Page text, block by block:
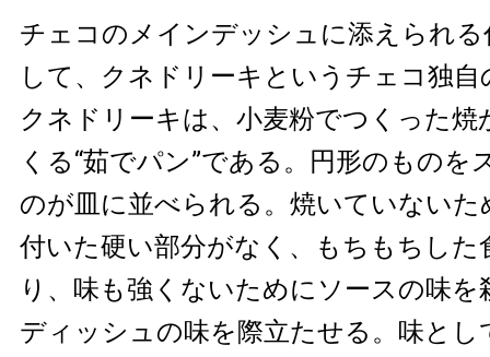
チェコのメインデッシュに添えられ
して、クネドリーキというチェコ独
クネドリーキは、小麦粉でつくった焼
くる“茹でパン”である。円形のものを
のが皿に並べられる。焼いていないた
付いた硬い部分がなく、もちもちした
り、味も強くないためにソースの味
ディッシュの味を際立たせる。味と